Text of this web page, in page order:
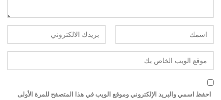
احفظ اسمي والبريد الإلكتروني وموقع الويب في هذا المتصفح للمرة الأولى